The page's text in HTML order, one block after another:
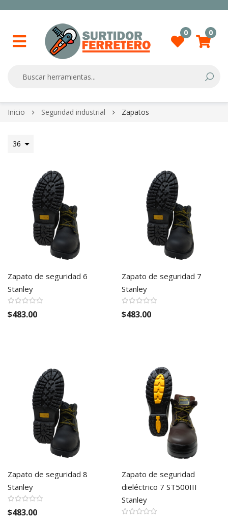
0 0
Skip
Inicio Seguridad industrial Zapatos
Zapato de seguridad 6
Stanley
$483.00
Zapato de seguridad 7
Stanley
$483.00
Zapato de seguridad 8
Stanley
$483.00
Zapato de seguridad
dieléctrico 7 ST500III
Stanley